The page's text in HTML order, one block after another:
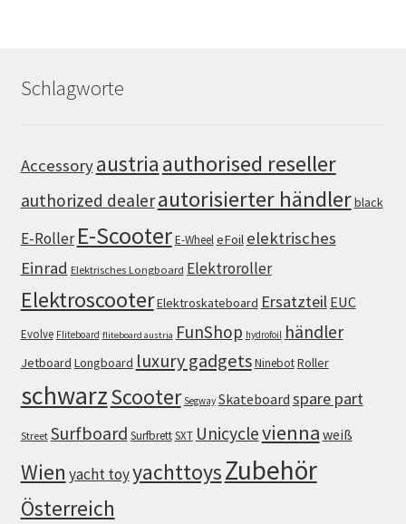
Schlagworte
Accessoryaustria authorised reseller
authorized dealerautorisierter händlerblack
E-Roller E-ScooterE-WheeleFoil elektrisches
Einrad Elektrisches Longboard Elektroroller
ElektroscooterElektroskateboard Ersatzteil EUC
Evolve Fliteboard fliteboard austria FunShop hydrofoil händler
Jetboard Longboard luxury gadgetsNinebotRoller
schwarzScooter Segway Skateboard spare part
Street Surfboard SurfbrettSXT Unicyclevienna weiß
Wien yacht toyyachttoysZubehör
Österreich